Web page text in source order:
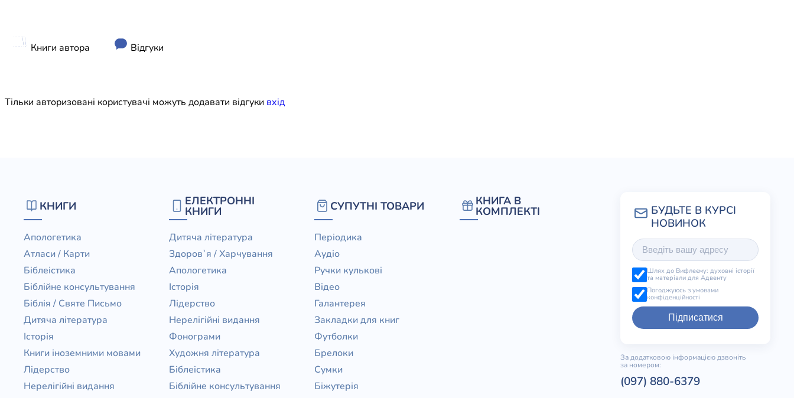
Художня література
Книги автора Відгуки
Тільки авторизовані користувачі можуть додавати відгуки вхiд
КНИГИ
Апологетика
Атласи / Карти
Біблеістика
Біблійне консультування
Біблія / Святе Письмо
Дитяча література
Історія
Книги іноземними мовами
Лідерство
Нерелігійні видання
ЕЛЕКТРОННІ
КНИГИ
Дитяча література
Здоров`я / Харчування
Апологетика
Історія
Лідерство
Нерелігійні видання
Фонограми
Художня література
Біблеістика
Біблійне консультування
СУПУТНІ ТОВАРИ
Періодика
Аудіо
Ручки кулькові
Відео
Галантерея
Закладки для книг
Футболки
Брелоки
Сумки
Біжутерія
КНИГА В
КОМПЛЕКТІ
Шлях до Вифлеєму: духовні історії
та матеріали для Адвенту
Погоджуюсь з умовами
конфіденційності
Підписатися
За додатковою інформацією дзвоніть
за номером:
(097) 880-6379